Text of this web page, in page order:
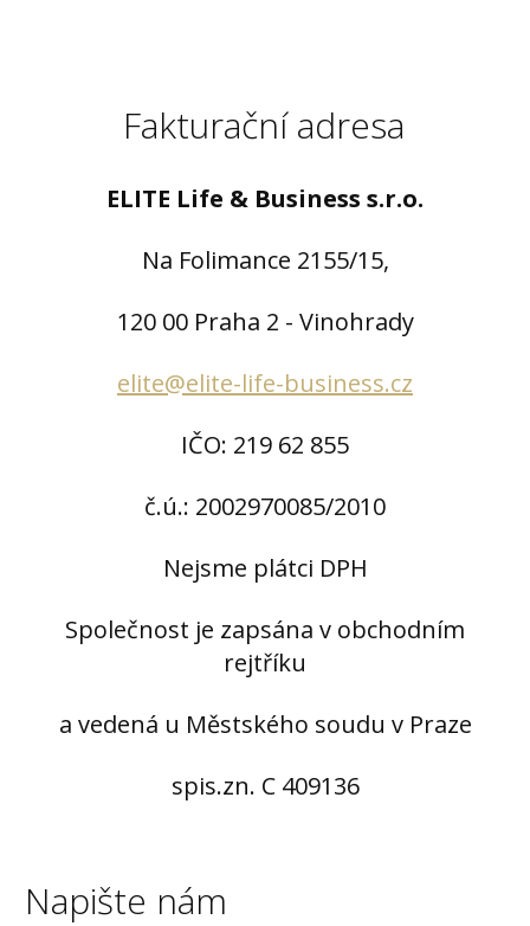
Fakturační adresa
ELITE Life & Business s.r.o.
Na Folimance 2155/15,
120 00 Praha 2 - Vinohrady
elite@elite-life-business.cz
IČO: 219 62 855
č.ú.: 2002970085/2010
Nejsme plátci DPH
Společnost je zapsána v obchodním
rejtříku
a vedená u Městského soudu v Praze
spis.zn. C 409136
Napište nám